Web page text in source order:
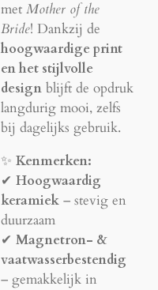
met Mother of the
Bride! Dankzij de
hoogwaardige print
en het stijlvolle
design blijft de opdruk
langdurig mooi, zelfs
bij dagelijks gebruik.
✨ Kenmerken:
✔ Hoogwaardig
keramiek – stevig en
duurzaam
✔ Magnetron- &
vaatwasserbestendig
– gemakkelijk in